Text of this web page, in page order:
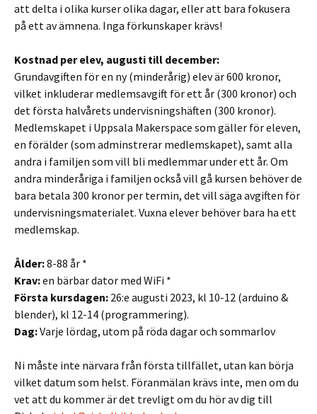
att delta i olika kurser olika dagar, eller att bara fokusera
på ett av ämnena. Inga förkunskaper krävs!
Kostnad per elev, augusti till december:
Grundavgiften för en ny (minderårig) elev är 600 kronor,
vilket inkluderar medlemsavgift för ett år (300 kronor) och
det första halvårets undervisningshäften (300 kronor).
Medlemskapet i Uppsala Makerspace som gäller för eleven,
en förälder (som adminstrerar medlemskapet), samt alla
andra i familjen som vill bli medlemmar under ett år. Om
andra minderåriga i familjen också vill gå kursen behöver de
bara betala 300 kronor per termin, det vill säga avgiften för
undervisningsmaterialet. Vuxna elever behöver bara ha ett
medlemskap.
Ålder:8-88 år *
Krav:en bärbar dator med WiFi *
Första kursdagen: 26:e augusti 2023, kl 10-12 (arduino &
blender), kl 12-14 (programmering).
Dag:Varje lördag, utom på röda dagar och sommarlov
Ni måste inte närvara från första tillfället, utan kan börja
vilket datum som helst. Föranmälan krävs inte, men om du
vet att du kommer är det trevligt om du hör av dig till